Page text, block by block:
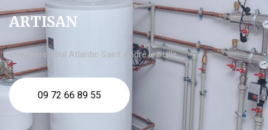
ARTISAN
chaudière fioul Atlantic Saint André lez Lille
09 72 66 89 55